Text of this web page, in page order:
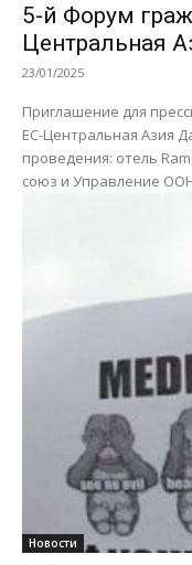
5-й Форум
Центральная
23/01/2025
Приглашение для
ЕС-Центральная Азия
проведения: отель
союз и Управление
Новости